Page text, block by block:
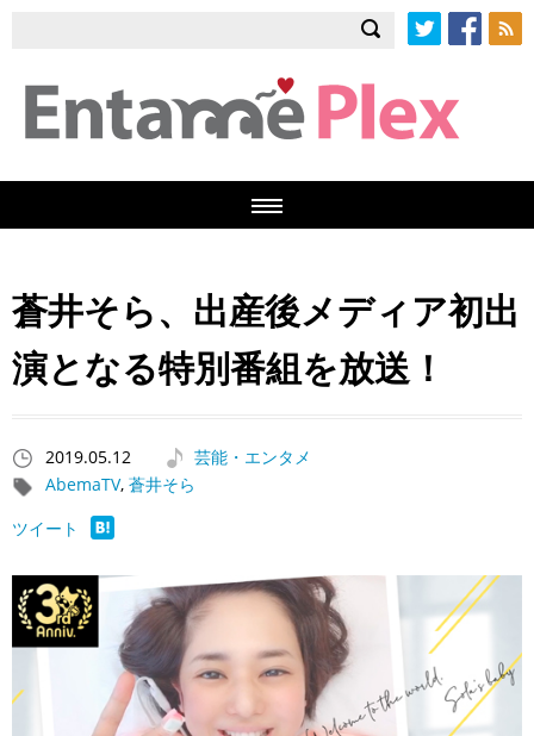
蒼井そら、出産後メディア初出
演となる特別番組を放送！
2019.05.12
芸能・エンタメ
AbemaTV, 蒼井そら
ツイート